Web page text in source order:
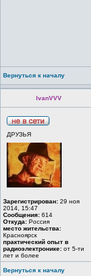
Вернуться к началу
IvanVVV
ДРУЗЬЯ
Зарегистрирован: 29 ноя
2014, 15:47
Сообщения: 614
Откуда: Россия
место жительства:
Красноярск
практический опыт в
радиоэлектронике: от 5-ти
лет и более
Вернуться к началу